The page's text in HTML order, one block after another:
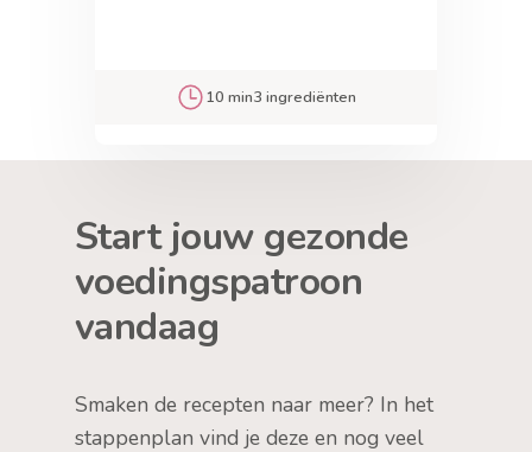
10 min3 ingrediënten
Start jouw gezonde
voedingspatroon
vandaag
Smaken de recepten naar meer? In het
stappenplan vind je deze en nog veel